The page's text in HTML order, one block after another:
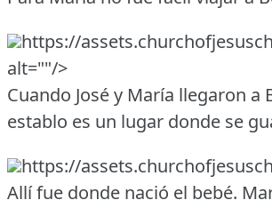
https://
alt=""/>
Cuando José y María llegaron
establo es un lugar donde se
https://
Allí fue donde nació el bebé.